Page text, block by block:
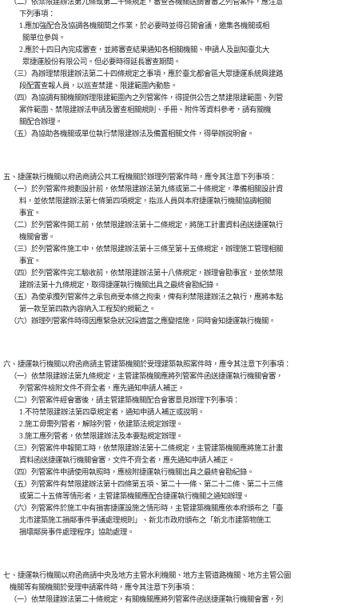
          下列事項：
          1.應加強配合及協調各機關間之作業，於必要時並得召開會議，邀集各機關或相
            關單位參與。
          2.應於十四日內完成審查，並將審查結果通知各相關機關、申請人及副知臺北大
            眾捷運股份有限公司。但必要時得延長審查期間。
    （三）為辦理禁限建辦法第二十四條規定之事項，應於臺北都會區大眾捷運系統興建路
          段配置查報人員，以巡查禁建、限建範圍內動態。
    （四）為協調有關機關辦理限建範圍內之列管案件，得提供公告之禁建限建範圍、列管
          案件範圍、禁限建辦法申請及審查相關規則、手冊、附件等資料參考，請有關機
          關配合辦理。
五、捷運執行機關以府函商請公共工程機關於辦理列管案件時，應令其注意下列事項：
    （一）於列管案件規劃設計前，依禁限建辦法第九條或第二十條規定，準備相關設計資
          料，並依禁限建辦法第七條第四項規定，指派人員與本府捷運執行機關協調相關
          事宜。
    （二）於列管案件開工前，依禁限建辦法第十二條規定，將施工計畫資料函送捷運執行
          機關會審。
    （三）於列管案件施工中，依禁限建辦法第十三條至第十五條規定，辦理施工管理相關
          事宜。
    （四）於列管案件完工驗收前，依禁限建辦法第十八條規定，辦理會勘事宜，並依禁限
          建辦法第十九條規定，取得捷運執行機關出具之最終會勘紀錄。
    （五）為使承攬列管案件之承包商受本條之拘束，俾有利禁限建辦法之執行，應將本點
          第一款至第四款內容納入工程契約規範之。
六、捷運執行機關以府函商請主管建築機關於受理建築執照案件時，應令其注意下列事項：
    （一）依禁限建辦法第九條規定，主管建築機關應將列管案件函送捷運執行機關會審，
          列管案件檢附文件不齊全者，應先通知申請人補正。
    （二）列管案件經會審後，請主管建築機關配合會審意見辦理下列事項：
          1.不符禁限建辦法第四章規定者，通知申請人補正或說明。
          2.施工毋需列管者，解除列管，依建築法規定辦理。
          3.施工應列管者，依禁限建辦法及本要點規定辦理。
    （三）列管案件申報開工時，依禁限建辦法第十二條規定，主管建築機關應將施工計畫
          資料函送捷運執行機關會審，文件不齊全者，應先通知申請人補正。
    （四）列管案件申請使用執照時，應檢附捷運執行機關出具之最終會勘紀錄。
    （五）列管案件有禁限建辦法第十四條第五項、第二十一條、第二十二條、第二十三條
          或第二十五條等情形者，主管建築機關應配合捷運執行機關之通知辦理。
    （六）列管案件於施工中有損害捷運設施之情形時，主管建築機關應依本府頒布之「臺
          北市建築施工損鄰事件爭議處理規則」、新北市政府頒布之「新北市建築物施工
七、捷運執行機關以府函商請中央及地方主管水利機關、地方主管道路機關、地方主管公園
    機關等有關機關於受理申請案件時，應令其注意下列事項：
    （一）依禁限建辦法第二十條規定，有關機關應將列管案件函送捷運執行機關會審，列